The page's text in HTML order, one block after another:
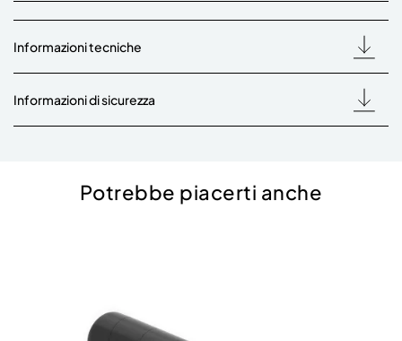
Informazioni tecniche
Informazioni di sicurezza
Potrebbe piacerti anche